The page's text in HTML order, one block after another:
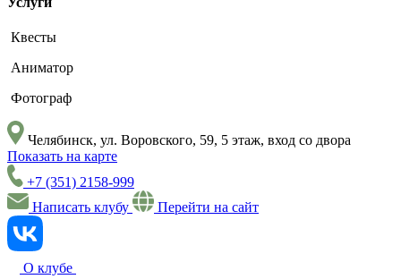
Квесты
Аниматор
Фотограф
Челябинск, ул. Воровского, 59, 5 этаж, вход со двора
Показать на карте
+7 (351) 2158-999
Написать клубу
Перейти на сайт
О клубе